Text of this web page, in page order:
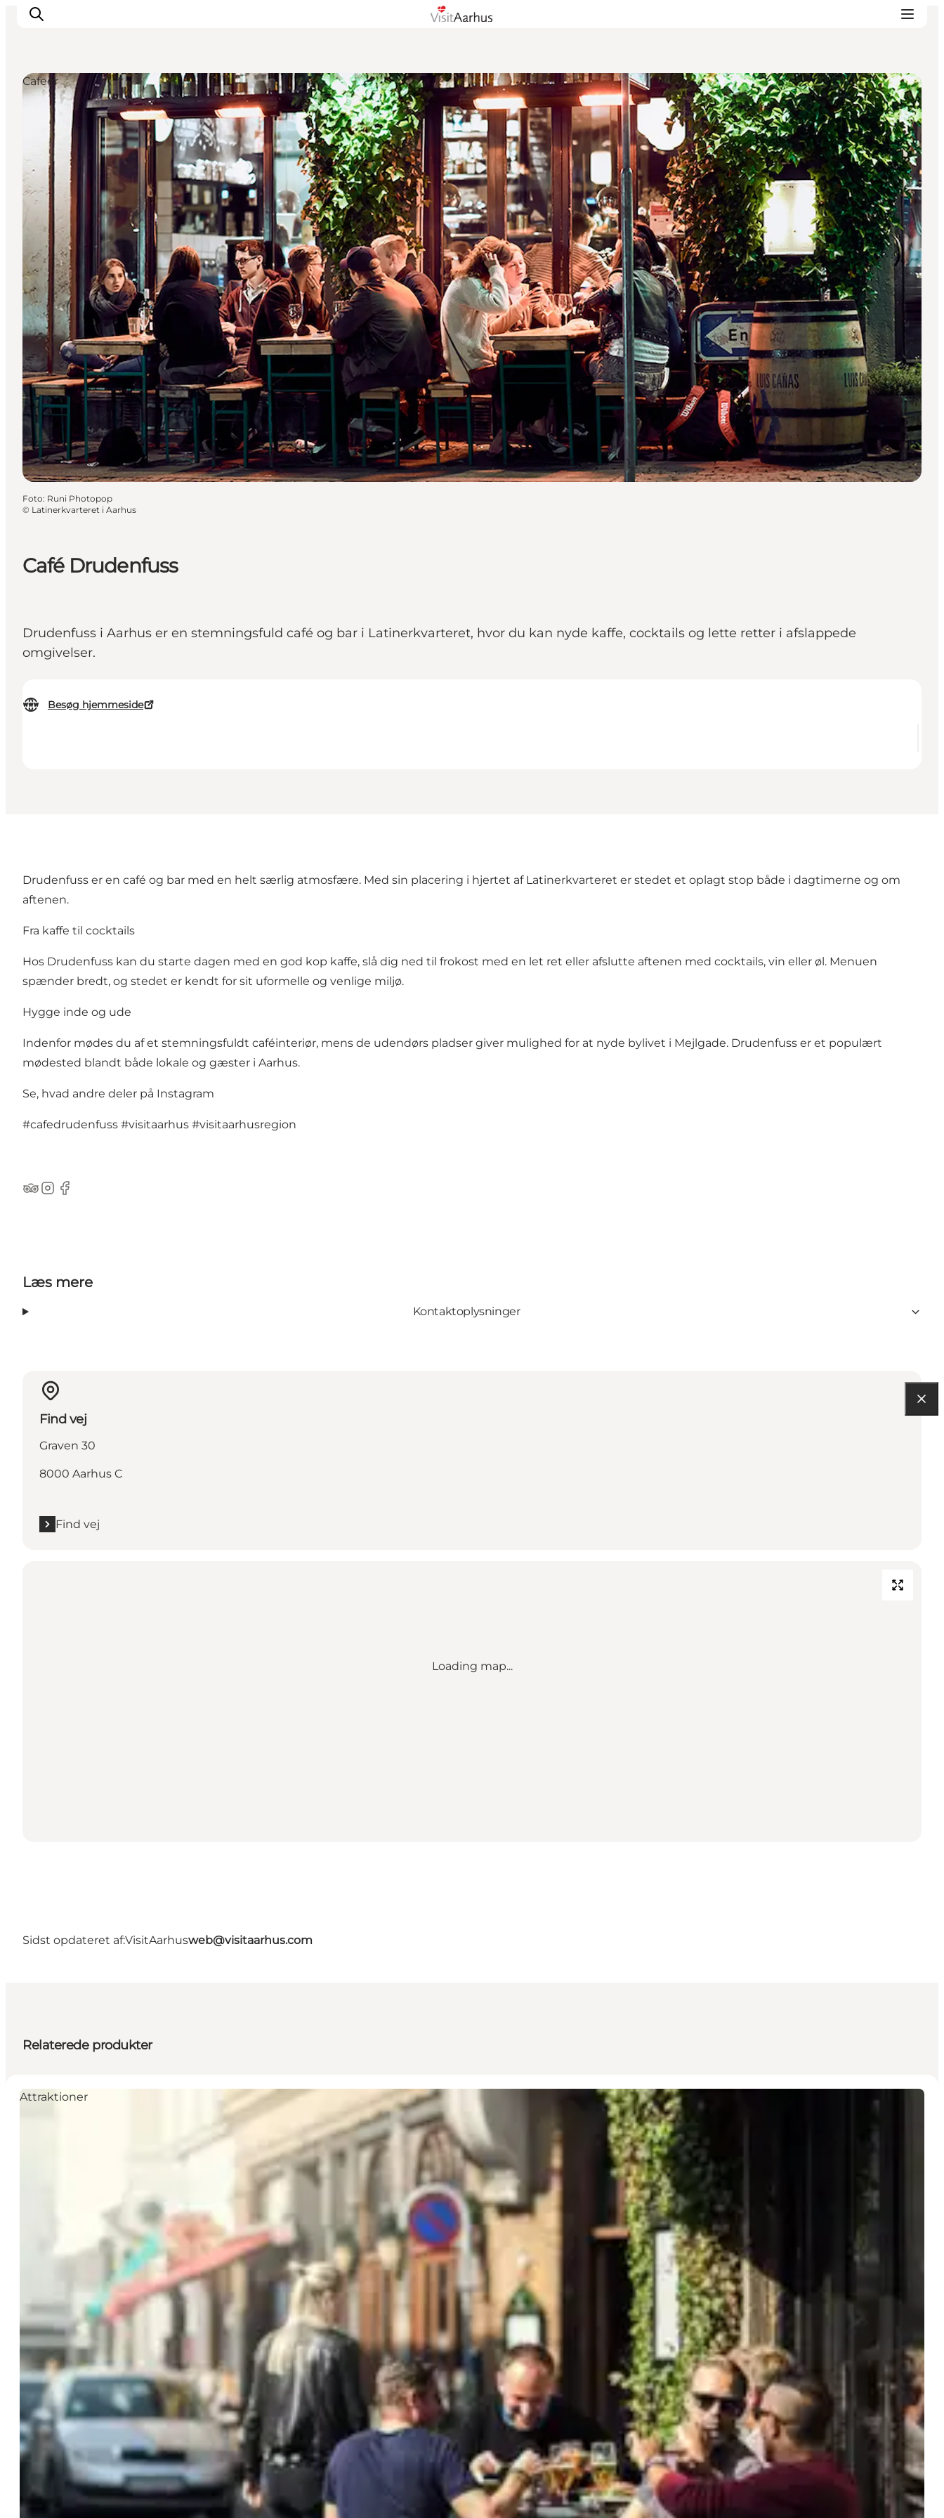
Oplevelser
Kalender
Byer og steder
Planlæg ferien
Transport
Café Drudenfuss
Drudenfuss i Aarhus er en stemningsfuld café og bar i Latinerkvarteret, hvor du kan nyde kaffe, cocktails og lette retter i afslappede
omgivelser.
Besøg hjemmeside
Cafeer
Foto: Runi Photopop
© Latinerkvarteret i Aarhus
Drudenfuss er en café og bar med en helt særlig atmosfære. Med sin placering i hjertet af Latinerkvarteret er stedet et oplagt stop både i dagtimerne og om
aftenen.
Fra kaffe til cocktails
Hos Drudenfuss kan du starte dagen med en god kop kaffe, slå dig ned til frokost med en let ret eller afslutte aftenen med cocktails, vin eller øl. Menuen
spænder bredt, og stedet er kendt for sit uformelle og venlige miljø.
Hygge inde og ude
Indenfor mødes du af et stemningsfuldt caféinteriør, mens de udendørs pladser giver mulighed for at nyde bylivet i Mejlgade. Drudenfuss er et populært
mødested blandt både lokale og gæster i Aarhus.
Se, hvad andre deler på Instagram
#cafedrudenfuss #visitaarhus #visitaarhusregion
TripAdvisor
Instagram
Facebook
Læs mere
Kontaktoplysninger
Find vej
Graven 30
8000 Aarhus C
Find vej
Loading map...
Sidst opdateret af:VisitAarhusweb@visitaarhus.com
Relaterede produkter
Attraktioner